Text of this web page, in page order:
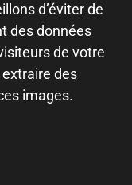
d’éviter de
des données
de votre
des
images.